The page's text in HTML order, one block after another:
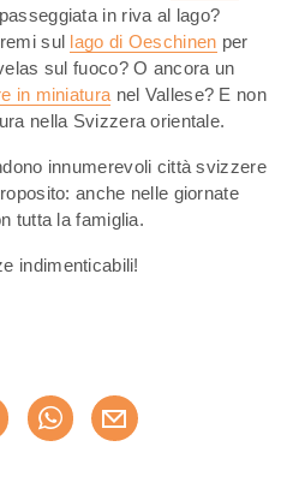
in riva al lago?
sul lago di Oeschinen per
sul fuoco? O ancora un
in miniatura nel Vallese? E non
nella Svizzera orientale.
innumerevoli città svizzere
anche nelle giornate
tutta la famiglia.
indimenticabili!
Consiglia ora